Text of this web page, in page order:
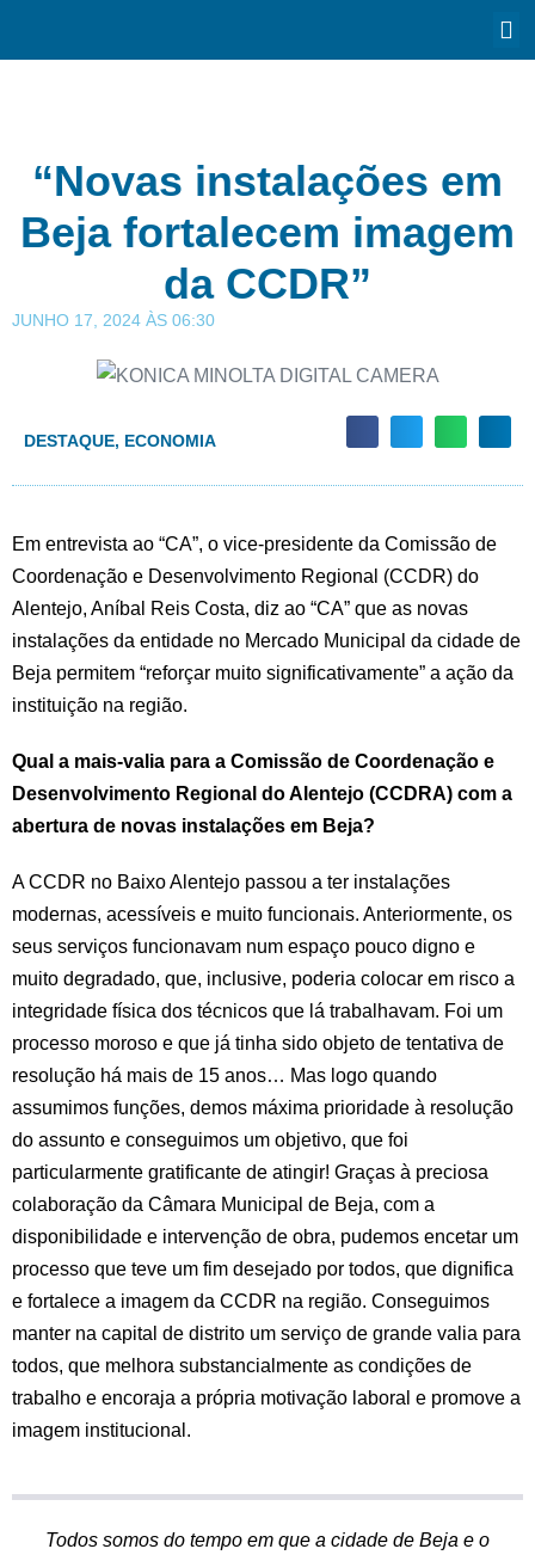
“Novas instalações em
Beja fortalecem imagem
da CCDR”
JUNHO 17, 2024 ÀS 06:30
DESTAQUE, ECONOMIA
Em entrevista ao “CA”, o vice-presidente da Comissão de
Coordenação e Desenvolvimento Regional (CCDR) do
Alentejo, Aníbal Reis Costa, diz ao “CA” que as novas
instalações da entidade no Mercado Municipal da cidade de
Beja permitem “reforçar muito significativamente” a ação da
instituição na região.
Qual a mais-valia para a Comissão de Coordenação e
Desenvolvimento Regional do Alentejo (CCDRA) com a
abertura de novas instalações em Beja?
A CCDR no Baixo Alentejo passou a ter instalações
modernas, acessíveis e muito funcionais. Anteriormente, os
seus serviços funcionavam num espaço pouco digno e
muito degradado, que, inclusive, poderia colocar em risco a
integridade física dos técnicos que lá trabalhavam. Foi um
processo moroso e que já tinha sido objeto de tentativa de
resolução há mais de 15 anos… Mas logo quando
assumimos funções, demos máxima prioridade à resolução
do assunto e conseguimos um objetivo, que foi
particularmente gratificante de atingir! Graças à preciosa
colaboração da Câmara Municipal de Beja, com a
disponibilidade e intervenção de obra, pudemos encetar um
processo que teve um fim desejado por todos, que dignifica
e fortalece a imagem da CCDR na região. Conseguimos
manter na capital de distrito um serviço de grande valia para
todos, que melhora substancialmente as condições de
trabalho e encoraja a própria motivação laboral e promove a
imagem institucional.
Todos somos do tempo em que a cidade de Beja e o